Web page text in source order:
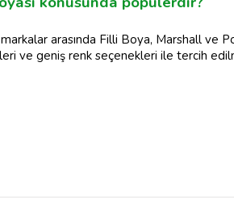
arasında Filli Boya, Marshall ve
ve geniş renk seçenekleri ile tercih